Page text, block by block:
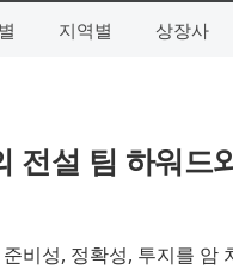
지역별 상장사
전설 팀 하워드
비성, 정확성, 투지를